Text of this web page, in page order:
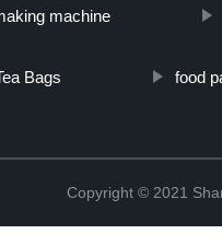
machine
Bags food
Copyright © 2021